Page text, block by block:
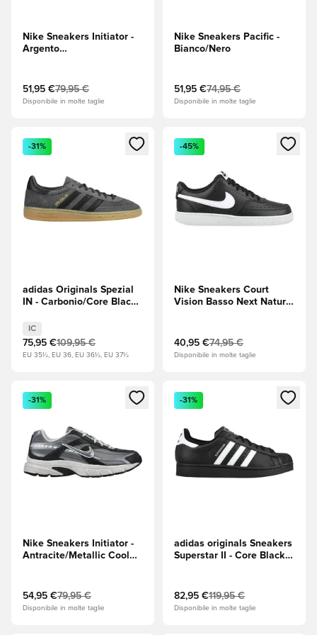
Nike Sneakers Initiator -
Argento
51,95 €79,95 €
Disponibile in molte taglie
Nike Sneakers Pacific -
Bianco/Nero
51,95 €74,95 €
Disponibile in molte taglie
Apre una finestra modale per accedere o registrarsi come
-31%
adidas Originals Spezial
IN - Carbonio/Core Black
IC
75,95 €109,95 €
EU 35½, EU 36, EU 36½, EU 37½
Apre una finestra modale
-45%
Nike Sneakers Court
Vision Basso Next Nature
40,95 €74,95 €
Disponibile in molte taglie
Apre una finestra modale per accedere o registrarsi come
-31%
Nike Sneakers Initiator -
Antracite/Metallic Cool
54,95 €79,95 €
Disponibile in molte taglie
Apre una finestra modale
-31%
adidas originals Sneakers
Superstar II - Core Black
(Nero)
82,95 €119,95 €
Disponibile in molte taglie